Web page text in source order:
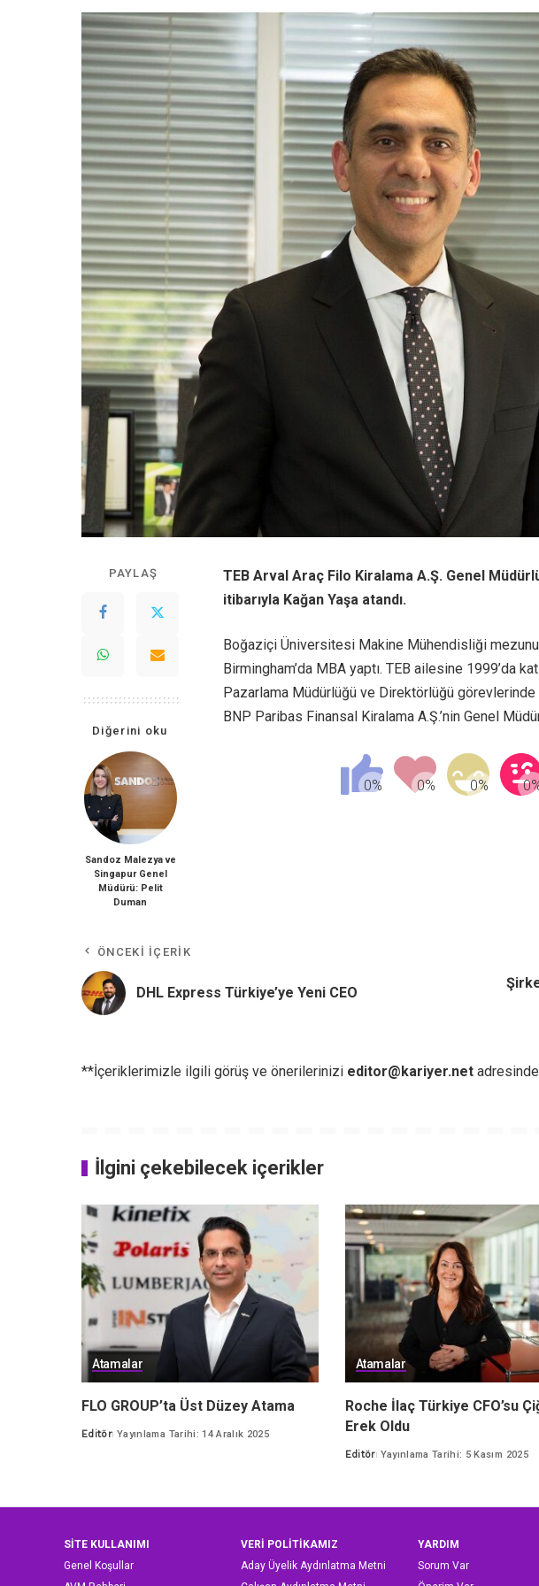
PAYLAŞ
Diğerini oku
Sandoz Malezya ve
Singapur Genel
Müdürü: Pelit
Duman
TEB Arval Araç Filo Kiralama A.Ş. Genel
itibarıyla Kağan Yaşa atandı.
Boğaziçi Üniversitesi Makine Mühendisliği
Birmingham’da MBA yaptı. TEB ailesine 1999’da
Pazarlama Müdürlüğü ve Direktörlüğü görevlerinde
BNP Paribas Finansal Kiralama A.Ş.’nin Genel
ÖNCEKI İÇERIK
DHL Express Türkiye’ye Yeni CEO
**İçeriklerimizle ilgili görüş ve önerilerinizi editor@kariyer.net
İlgini çekebilecek içerikler
Atamalar
FLO GROUP’ta Üst Düzey Atama
Posted
Editör Yayınlama Tarihi: 14 Aralık 2025
Atamalar
Roche İlaç Türkiye CFO’su
Erek Oldu
Posted
Editör Yayınlama Tarihi: 5 Kasım 2025
SİTE KULLANIMI
Genel Koşullar
VERİ POLİTİKAMIZ
Aday Üyelik Aydınlatma Metni
YARDIM
Sorum Var